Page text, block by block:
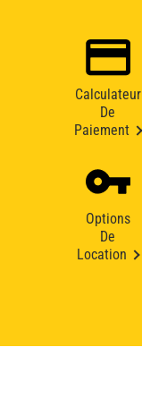
Calculateur
De
Paiement
Options
De
Location